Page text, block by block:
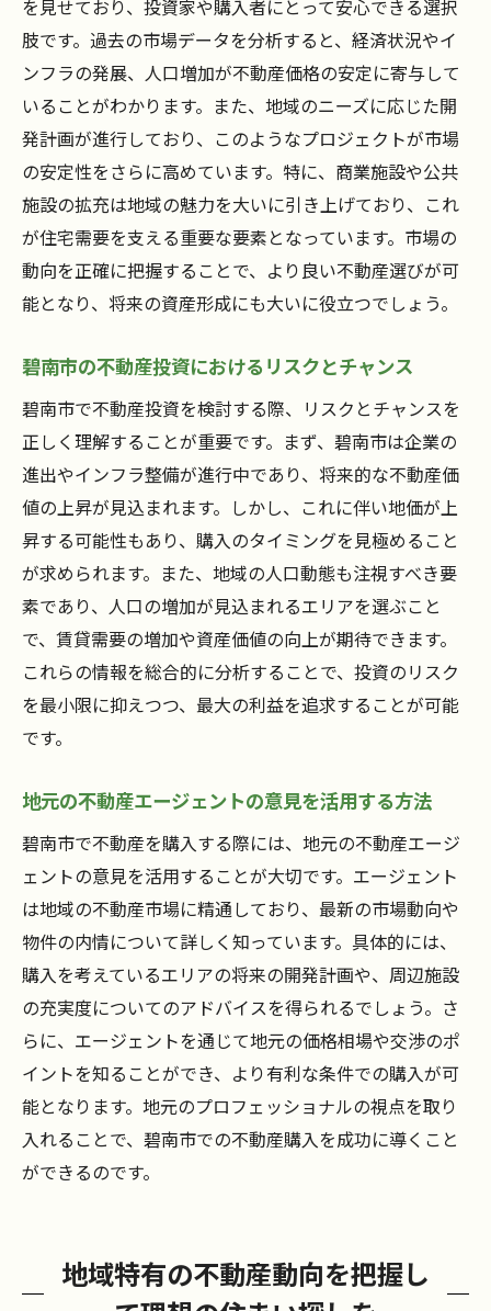
地域特有の土地利用規制を理解する
碧南市での不動産詐欺を防ぐためのポイン
ト
購入プロセスでのトラブル回避策
地元の不動産業者の選び方と見極め方
住民の声を参考にした物件選びのコツ
新しい生活の第一歩を碧南市の不動産で始めよ
う
碧南市での快適な暮らしを実現するための
新居選びで考慮すべき家族のニーズ
引越し後すぐに役立つ生活情報ガイド
碧南市での暮らしの楽しみ方とコミュニテ
ィ参加
都会の喧騒を離れて穏やかな生活を実現す
る方法
新生活スタートに向けた準備と心構え
を見せており、投資家や購入者にとって安心できる選択
肢です。過去の市場データを分析すると、経済状況やイ
ンフラの発展、人口増加が不動産価格の安定に寄与して
いることがわかります。また、地域のニーズに応じた開
発計画が進行しており、このようなプロジェクトが市場
の安定性をさらに高めています。特に、商業施設や公共
施設の拡充は地域の魅力を大いに引き上げており、これ
が住宅需要を支える重要な要素となっています。市場の
動向を正確に把握することで、より良い不動産選びが可
能となり、将来の資産形成にも大いに役立つでしょう。
碧南市の不動産投資におけるリスクとチャンス
碧南市で不動産投資を検討する際、リスクとチャンスを
正しく理解することが重要です。まず、碧南市は企業の
進出やインフラ整備が進行中であり、将来的な不動産価
値の上昇が見込まれます。しかし、これに伴い地価が上
昇する可能性もあり、購入のタイミングを見極めること
が求められます。また、地域の人口動態も注視すべき要
素であり、人口の増加が見込まれるエリアを選ぶこと
で、賃貸需要の増加や資産価値の向上が期待できます。
これらの情報を総合的に分析することで、投資のリスク
を最小限に抑えつつ、最大の利益を追求することが可能
です。
地元の不動産エージェントの意見を活用する方法
碧南市で不動産を購入する際には、地元の不動産エージ
ェントの意見を活用することが大切です。エージェント
は地域の不動産市場に精通しており、最新の市場動向や
物件の内情について詳しく知っています。具体的には、
購入を考えているエリアの将来の開発計画や、周辺施設
の充実度についてのアドバイスを得られるでしょう。さ
らに、エージェントを通じて地元の価格相場や交渉のポ
イントを知ることができ、より有利な条件での購入が可
能となります。地元のプロフェッショナルの視点を取り
入れることで、碧南市での不動産購入を成功に導くこと
ができるのです。
地域特有の不動産動向を把握し